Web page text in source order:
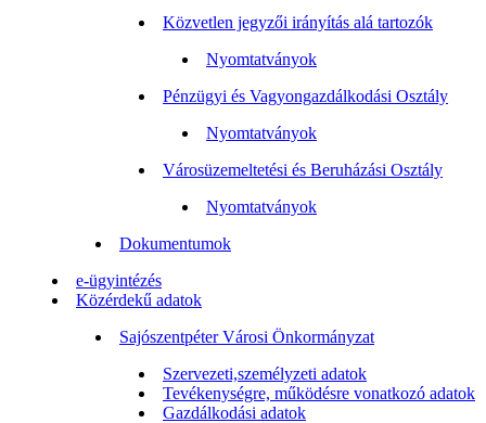
Közvetlen jegyzői irányítás alá tartozók
Nyomtatványok
Pénzügyi és Vagyongazdálkodási Osztály
Nyomtatványok
Városüzemeltetési és Beruházási Osztály
Nyomtatványok
Dokumentumok
e-ügyintézés
Közérdekű adatok
Sajószentpéter Városi Önkormányzat
Szervezeti,személyzeti adatok
Tevékenységre, működésre vonatkozó adatok
Gazdálkodási adatok